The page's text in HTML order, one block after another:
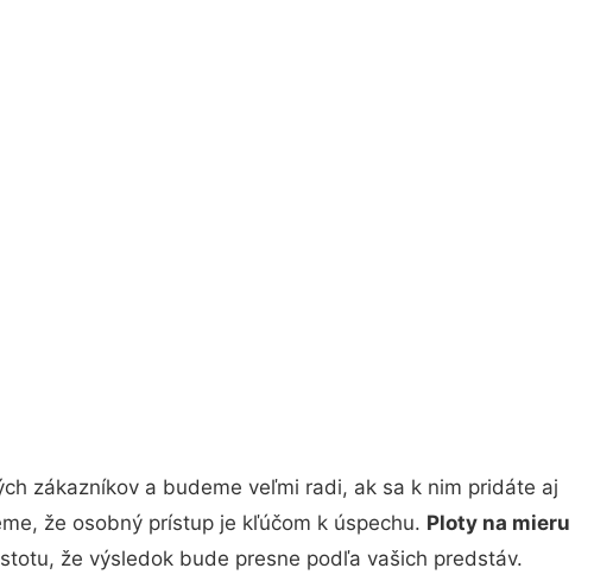
zákazníkov a budeme veľmi radi, ak sa k nim pridáte aj
že osobný prístup je kľúčom k úspechu. Ploty na mieru
že výsledok bude presne podľa vašich predstáv.